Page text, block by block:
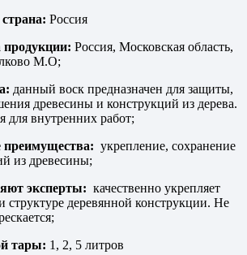
Россия
продукции: Россия, Московская область,
М.О;
данный воск предназначен для защиты,
древесины и конструкций из дерева.
для внутренних работ;
укрепление, сохранение
из древесины;
эксперты: качественно укрепляет
структуре деревянной конструкции. Не
тары: 1, 2, 5 литров